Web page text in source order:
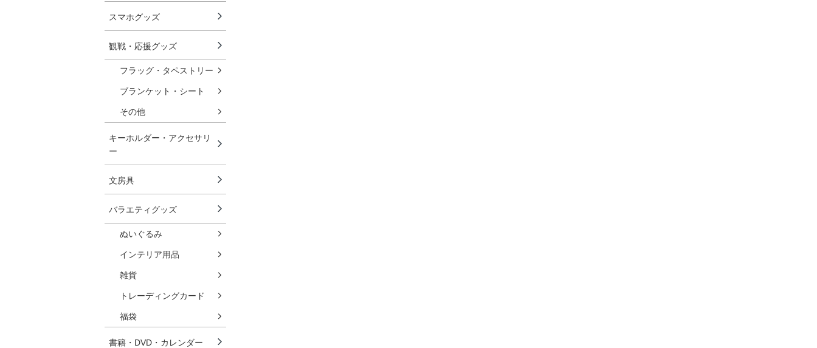
スマホグッズ
観戦・応援グッズ
フラッグ・タペストリー
ブランケット・シート
その他
キーホルダー・アクセサリ
ー
文房具
バラエティグッズ
ぬいぐるみ
インテリア用品
雑貨
トレーディングカード
福袋
書籍・DVD・カレンダー